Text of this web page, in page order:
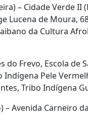
– Cidade Verde II
Lucena de Moura,
da Cultura
do Frevo, Escola de
Indígena Pele
Tribo Indígena
– Avenida Carneiro